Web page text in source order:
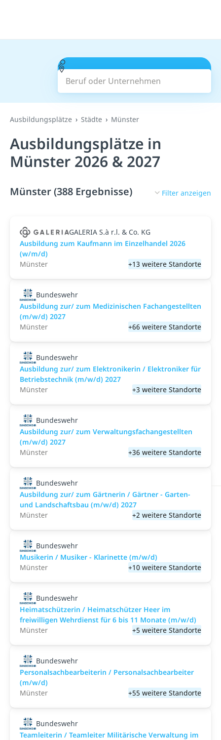
Beruf oder Unternehmen
Suchen
Ausbildungsplätze Städte Münster
Ausbildungsplätze in
Münster 2026 & 2027
Münster (388 Ergebnisse) Filter anzeigen
GALERIA S.à r.l. & Co. KG
Ausbildung zum Kaufmann im Einzelhandel 2026
(w/m/d)
Münster
+13 weitere Standorte
Bundeswehr
Ausbildung zur/ zum Medizinischen Fachangestellten
(m/w/d) 2027
Münster
+66 weitere Standorte
Bundeswehr
Ausbildung zur/ zum Elektronikerin / Elektroniker für
Betriebstechnik (m/w/d) 2027
Münster
+3 weitere Standorte
Bundeswehr
Ausbildung zur/ zum Verwaltungsfachangestellten
(m/w/d) 2027
Münster
+36 weitere Standorte
Bundeswehr
Ausbildung zur/ zum Gärtnerin / Gärtner - Garten-
und Landschaftsbau (m/w/d) 2027
Münster
+2 weitere Standorte
Bundeswehr
Musikerin / Musiker - Klarinette (m/w/d)
Münster
+10 weitere Standorte
Bundeswehr
Heimatschützerin / Heimatschützer Heer im
freiwilligen Wehrdienst für 6 bis 11 Monate (m/w/d)
Münster
+5 weitere Standorte
Bundeswehr
Personalsachbearbeiterin / Personalsachbearbeiter
(m/w/d)
Münster
+55 weitere Standorte
Bundeswehr
Teamleiterin / Teamleiter Militärische Verwaltung im